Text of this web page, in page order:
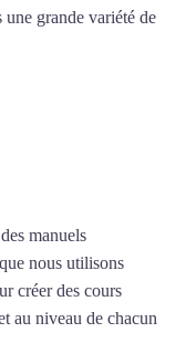
une grande variété de
manuels
nous utilisons
créer des cours
au niveau de chacun